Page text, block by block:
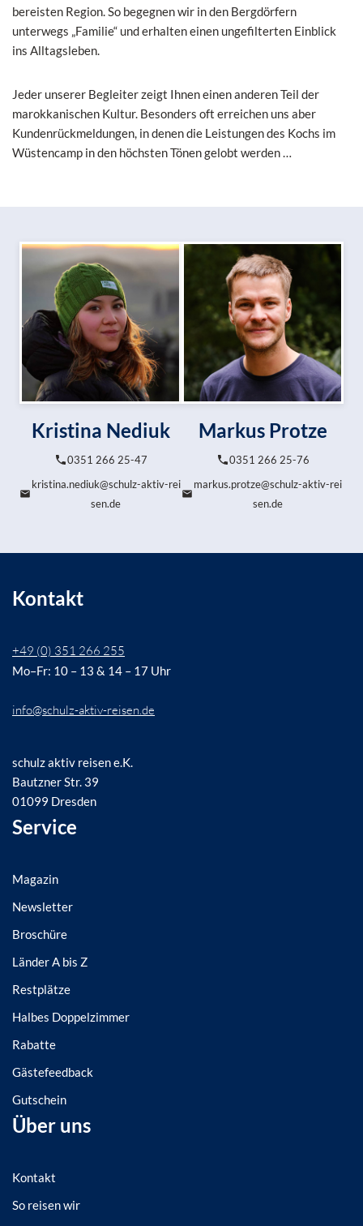
bereisten Region. So begegnen wir in den Bergdörfern
unterwegs „Familie“ und erhalten einen ungefilterten Einblick
ins Alltagsleben.
Jeder unserer Begleiter zeigt Ihnen einen anderen Teil der
marokkanischen Kultur. Besonders oft erreichen uns aber
Kundenrückmeldungen, in denen die Leistungen des Kochs im
Wüstencamp in den höchsten Tönen gelobt werden …
Kristina Nediuk
0351 266 25-47
kristina.nediuk@schulz-aktiv-rei
sen.de
Markus Protze
0351 266 25-76
markus.protze@schulz-aktiv-rei
sen.de
Kontakt
+49 (0) 351 266 255
Mo–Fr: 10 – 13 & 14 – 17 Uhr
info@schulz-aktiv-reisen.de
schulz aktiv reisen e.K.
Bautzner Str. 39
01099 Dresden
Service
Magazin
Newsletter
Broschüre
Länder A bis Z
Restplätze
Halbes Doppelzimmer
Rabatte
Gästefeedback
Gutschein
Über uns
Kontakt
So reisen wir